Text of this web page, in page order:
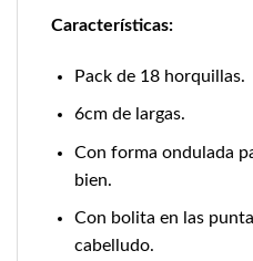
Características:
Pack de 18 horquillas.
6cm de largas.
Con forma ondulada
bien.
Con bolita en las
cabelludo.